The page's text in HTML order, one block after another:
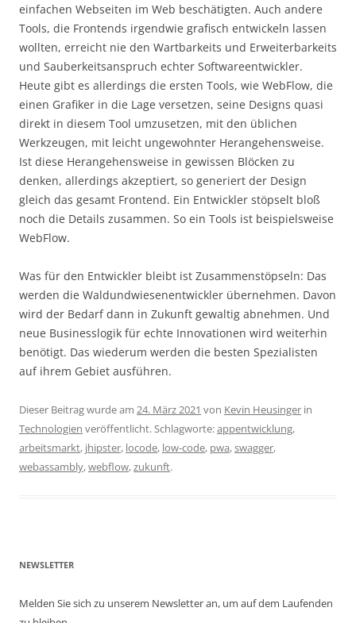
einfachen Webseiten im Web beschätigten. Auch andere
Tools, die Frontends irgendwie grafisch entwickeln lassen
wollten, erreicht nie den Wartbarkeits und Erweiterbarkeits
und Sauberkeitsanspruch echter Softwareentwickler.
Heute gibt es allerdings die ersten Tools, wie WebFlow, die
einen Grafiker in die Lage versetzen, seine Designs quasi
direkt in diesem Tool umzusetzen, mit den üblichen
Werkzeugen, mit leicht ungewohnter Herangehensweise.
Ist diese Herangehensweise in gewissen Blöcken zu
denken, allerdings akzeptiert, so generiert der Design
gleich das gesamt Frontend. Ein Entwickler stöpselt bloß
noch die Details zusammen. So ein Tools ist beispielsweise
WebFlow.
Was für den Entwickler bleibt ist Zusammenstöpseln: Das
werden die Waldundwiesenentwickler übernehmen. Davon
wird der Bedarf dann in Zukunft gewaltig abnehmen. Und
neue Businesslogik für echte Innovationen wird weiterhin
benötigt. Das wiederum werden die besten Spezialisten
auf ihrem Gebiet ausführen.
Dieser Beitrag wurde am 24. März 2021 von Kevin Heusinger in
Technologien veröffentlicht. Schlagworte:appentwicklung,
arbeitsmarkt, jhipster, locode, low-code, pwa,swagger,
webassambly,webflow,zukunft.
NEWSLETTER
Melden Sie sich zu unserem Newsletter an, um auf dem Laufenden